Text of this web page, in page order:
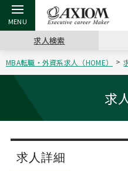
戻る
アクシアムの特長
サービス案内
コンサルタントの紹介
戻る
キャリア支援 TOP
キャリアデザイン講座
（最新求人市場動向）
ステージ別アドバイス
戻る
転職ツール TOP
英文レジュメの書き方
職務経歴書の書き方
戻る
転職コラム TOP
“展”職相談室
転職市場の明日をよめ
戻る
イベント・セミナー TOP
ジョブフェア
キャリアデザインセミナー
戻る
会社概要 TOP
沿革
主なクライアント
求人検索
MBA転職・外資系求人（HOME）
求
求人詳細